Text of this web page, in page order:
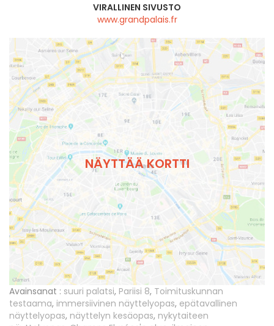
VIRALLINEN SIVUSTO
www.grandpalais.fr
NÄYTTÄÄ KORTTI
Avainsanat : suuri palatsi, Pariisi 8, Toimituskunnan
testaama, immersiivinen näyttelyopas, epätavallinen
näyttelyopas, näyttelyn kesäopas, nykytaiteen